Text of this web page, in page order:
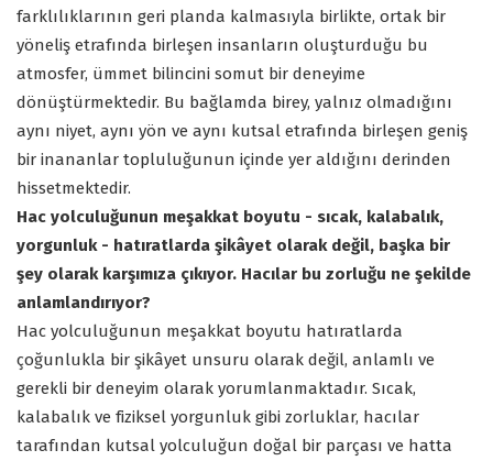
farklılıklarının geri planda kalmasıyla birlikte, ortak bir
yöneliş etrafında birleşen insanların oluşturduğu bu
atmosfer, ümmet bilincini somut bir deneyime
dönüştürmektedir. Bu bağlamda birey, yalnız olmadığını
aynı niyet, aynı yön ve aynı kutsal etrafında birleşen geniş
bir inananlar topluluğunun içinde yer aldığını derinden
hissetmektedir.
Hac yolculuğunun meşakkat boyutu - sıcak, kalabalık,
yorgunluk - hatıratlarda şikâyet olarak değil, başka bir
şey olarak karşımıza çıkıyor. Hacılar bu zorluğu ne şekilde
anlamlandırıyor?
Hac yolculuğunun meşakkat boyutu hatıratlarda
çoğunlukla bir şikâyet unsuru olarak değil, anlamlı ve
gerekli bir deneyim olarak yorumlanmaktadır. Sıcak,
kalabalık ve fiziksel yorgunluk gibi zorluklar, hacılar
tarafından kutsal yolculuğun doğal bir parçası ve hatta